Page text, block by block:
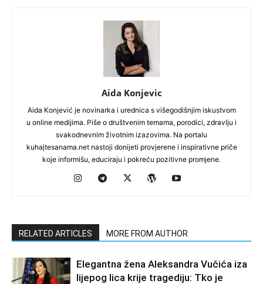
Aida Konjevic
Aida Konjević je novinarka i urednica s višegodišnjim iskustvom
u online medijima. Piše o društvenim temama, porodici, zdravlju i
svakodnevnim životnim izazovima. Na portalu
kuhajtesanama.net nastoji donijeti provjerene i inspirativne priče
koje informišu, educiraju i pokreću pozitivne promjene.
RELATED ARTICLES MORE FROM AUTHOR
Elegantna žena Aleksandra Vučića iza
lijepog lica krije tragediju: Tko je